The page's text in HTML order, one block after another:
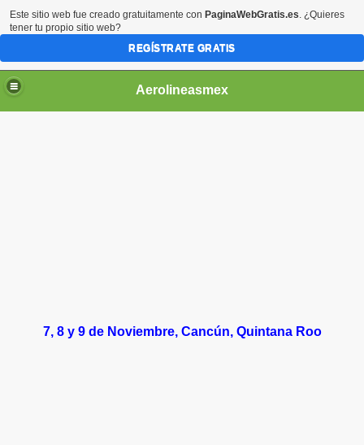
Aerolineasmex
7, 8 y 9 de Noviembre, Cancún, Quintana Roo
Este sitio web fue creado gratuitamente con PaginaWebGratis.es. ¿Quieres
tener tu propio sitio web?
REGÍSTRATE GRATIS